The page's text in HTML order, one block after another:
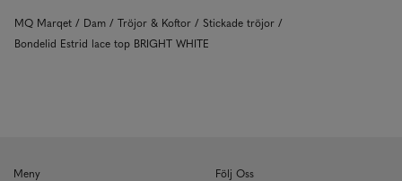
MQ Marqet Dam Tröjor & Koftor
Stickade tröjor
Bondelid Estrid lace top BRIGHT WHITE
Meny Följ Oss